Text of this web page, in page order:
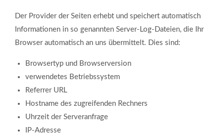
Der Provider der Seiten erhebt und speichert automatisch
Informationen in so genannten Server-Log-Dateien, die Ihr
Browser automatisch an uns übermittelt. Dies sind:
Browsertyp und Browserversion
verwendetes Betriebssystem
Referrer URL
Hostname des zugreifenden Rechners
Uhrzeit der Serveranfrage
IP-Adresse